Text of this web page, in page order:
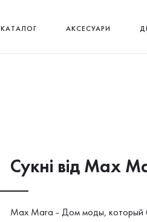
КАТАЛОГ АКСЕСУАРИ
Сукнi від Max
Max Mara - Дом моды, который